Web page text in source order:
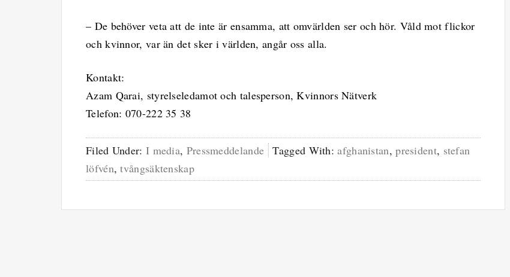
– De behöver veta att de inte är ensamma, att omvärlden ser och hör. Våld mot flickor
och kvinnor, var än det sker i världen, angår oss alla.
Kontakt:
Azam Qarai, styrelseledamot och talesperson, Kvinnors Nätverk
Telefon: 070-222 35 38
Filed Under: I media, Pressmeddelande Tagged With:afghanistan,president, stefan
löfvén,tvångsäktenskap